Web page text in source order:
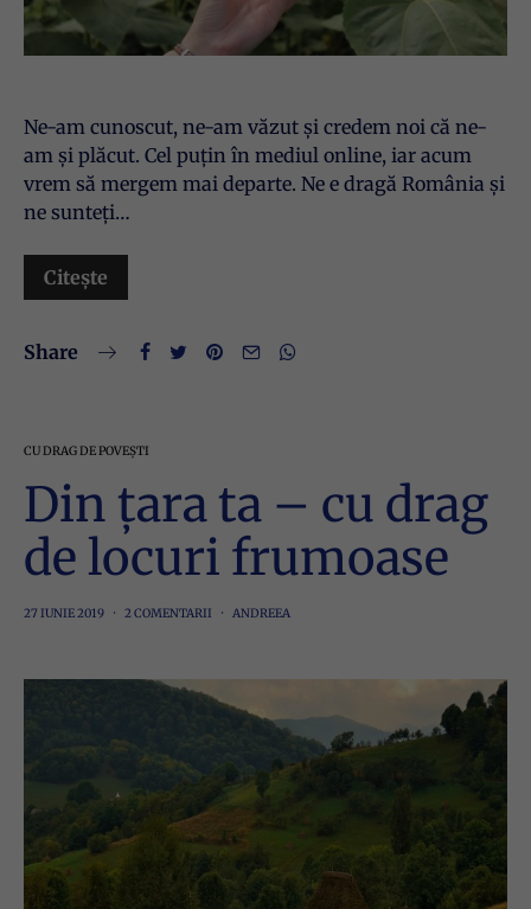
Ne-am cunoscut, ne-am văzut și credem noi că ne-
am și plăcut. Cel puțin în mediul online, iar acum
vrem să mergem mai departe. Ne e dragă România și
ne sunteți…
Citește
Share
CU DRAG DE POVEȘTI
Din țara ta – cu drag
de locuri frumoase
27 IUNIE 2019 2 COMENTARII ANDREEA